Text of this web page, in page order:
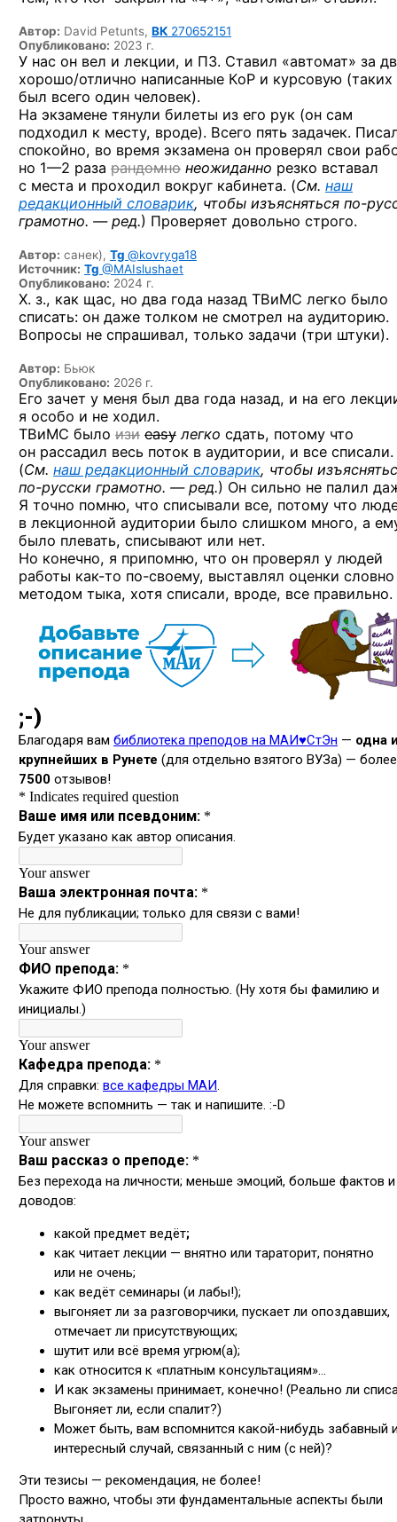
Автор: David Petunts, ВК 270652151
Опубликовано: 2023 г.
У нас он вел и лекции, и ПЗ. Ставил «автомат» за
хорошо/отлично написанные КоР и курсовую (таких
был всего один человек).
На экзамене тянули билеты из его рук (он сам
подходил к месту, вроде). Всего пять задачек.
спокойно, во время экзамена он проверял свои
но 1—2 раза рандомно неожиданно резко вставал
с места и проходил вокруг кабинета. (См. наш
редакционный словарик, чтобы изъясняться по-
грамотно. — ред.) Проверяет довольно строго.
Автор: санек), Tg @kovryga18
Источник: Tg @MAIslushaet
Опубликовано: 2024 г.
Х. з., как щас, но два года назад ТВиМС легко было
списать: он даже толком не смотрел на аудиторию.
Вопросы не спрашивал, только задачи (три штуки).
Автор: Бьюк
Опубликовано: 2026 г.
Его зачет у меня был два года назад, и на его
я особо и не ходил.
ТВиМС было изи easy легко сдать, потому что
он рассадил весь поток в аудитории, и все списали.
(См. наш редакционный словарик, чтобы
по-русски грамотно. — ред.) Он сильно не палил
Я точно помню, что списывали все, потому что
в лекционной аудитории было слишком много, а
было плевать, списывают или нет.
Но конечно, я припомню, что он проверял у людей
работы как-то по-своему, выставлял оценки словно
методом тыка, хотя списали, вроде, все правильно.